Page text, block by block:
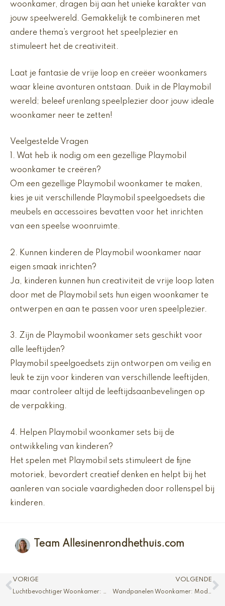
woonkamer, dragen bij aan het unieke karakter van
jouw speelwereld. Gemakkelijk te combineren met
andere thema’s vergroot het speelplezier en
stimuleert het de creativiteit.
Laat je fantasie de vrije loop en creëer woonkamers
waar kleine avonturen ontstaan. Duik in de Playmobil
wereld; beleef urenlang speelplezier door jouw ideale
woonkamer neer te zetten!
Veelgestelde Vragen
1. Wat heb ik nodig om een gezellige Playmobil
woonkamer te creëren?
Om een gezellige Playmobil woonkamer te maken,
kies je uit verschillende Playmobil speelgoedsets die
meubels en accessoires bevatten voor het inrichten
van een speelse woonruimte.
2. Kunnen kinderen de Playmobil woonkamer naar
eigen smaak inrichten?
Ja, kinderen kunnen hun creativiteit de vrije loop laten
door met de Playmobil sets hun eigen woonkamer te
ontwerpen en aan te passen voor uren speelplezier.
3. Zijn de Playmobil woonkamer sets geschikt voor
alle leeftijden?
Playmobil speelgoedsets zijn ontworpen om veilig en
leuk te zijn voor kinderen van verschillende leeftijden,
maar controleer altijd de leeftijdsaanbevelingen op
de verpakking.
4. Helpen Playmobil woonkamer sets bij de
ontwikkeling van kinderen?
Het spelen met Playmobil sets stimuleert de fijne
motoriek, bevordert creatief denken en helpt bij het
aanleren van sociale vaardigheden door rollenspel bij
kinderen.
Team Allesinenrondhethuis.com
Vorige
VORIGE
Luchtbevochtiger Woonkamer: Optimaal Binnenklimaat
VOLGENDE
Wandpanelen Woonkamer: Modern en Sfeervol